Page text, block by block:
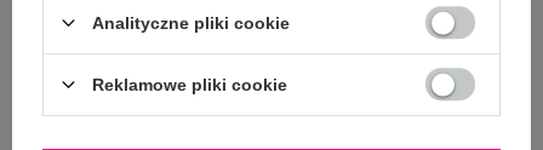
OSTATNIO OGLĄDANE
Zobacz wszystko
Analityczne pliki cookie
Reklamowe pliki cookie